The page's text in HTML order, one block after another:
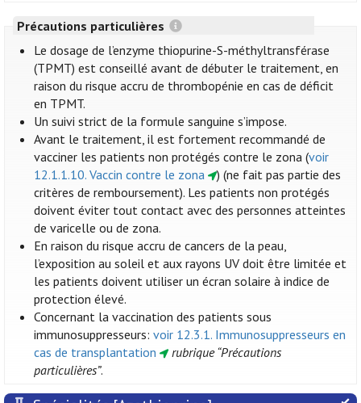
Précautions particulières
Le dosage de l’enzyme thiopurine-S-méthyltransférase
(TPMT) est conseillé avant de débuter le traitement, en
raison du risque accru de thrombopénie en cas de déficit
en TPMT.
Un suivi strict de la formule sanguine s’impose.
Avant le traitement, il est fortement recommandé de
vacciner les patients non protégés contre le zona (voir
12.1.1.10. Vaccin contre le zona
) (ne fait pas partie des
critères de remboursement). Les patients non protégés
doivent éviter tout contact avec des personnes atteintes
de varicelle ou de zona.
En raison du risque accru de cancers de la peau,
l’exposition au soleil et aux rayons UV doit être limitée et
les patients doivent utiliser un écran solaire à indice de
protection élevé.
Concernant la vaccination des patients sous
immunosuppresseurs:voir 12.3.1. Immunosuppresseurs en
cas de transplantation
rubrique “Précautions
particulières”.